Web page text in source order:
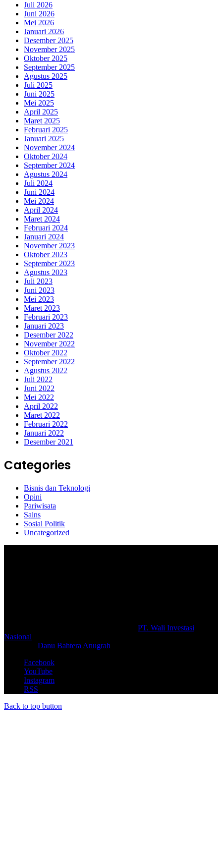
Juli 2026
Juni 2026
Mei 2026
Januari 2026
Desember 2025
November 2025
Oktober 2025
September 2025
Agustus 2025
Juli 2025
Juni 2025
Mei 2025
April 2025
Maret 2025
Februari 2025
Januari 2025
November 2024
Oktober 2024
September 2024
Agustus 2024
Juli 2024
Juni 2024
Mei 2024
April 2024
Maret 2024
Februari 2024
Januari 2024
November 2023
Oktober 2023
September 2023
Agustus 2023
Juli 2023
Juni 2023
Mei 2023
Maret 2023
Februari 2023
Januari 2023
Desember 2022
November 2022
Oktober 2022
September 2022
Agustus 2022
Juli 2022
Juni 2022
Mei 2022
April 2022
Maret 2022
Februari 2022
Januari 2022
Desember 2021
Categories
Bisnis dan Teknologi
Opini
Pariwisata
Sains
Sosial Politik
Uncategorized
PT. Wali Investasi
Nasional
Danu Bahtera Anugrah
Facebook
YouTube
Instagram
RSS
Back to top button